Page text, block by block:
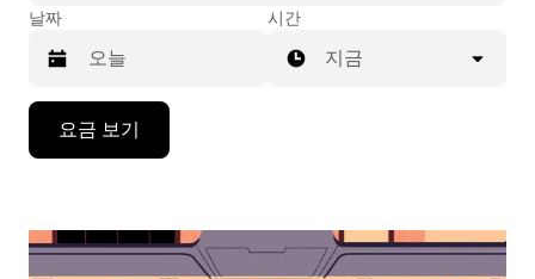
날짜
작
시간
지금
요금 보기